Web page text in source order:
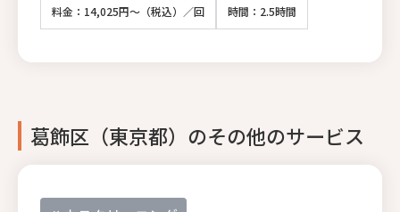
料金：14,025円～（税込）／回 時間：2.5時間
葛飾区（東京都）のその他のサービス